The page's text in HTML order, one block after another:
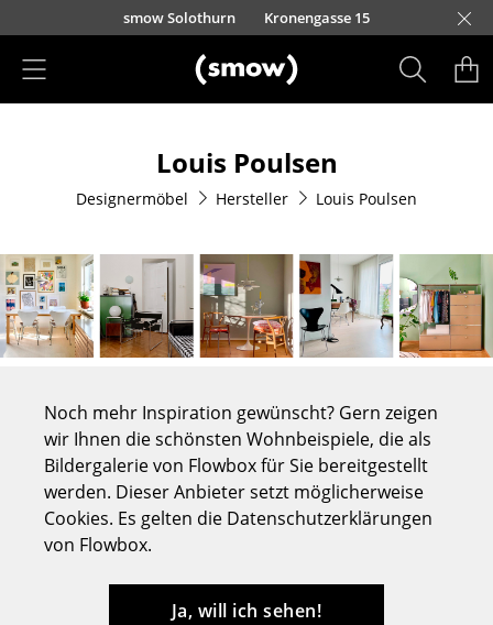
Direkt zum Inhaltsmow Solothurn Kronengasse 15
Esszimmerstühle
Sofas
Sessel
Loungesessel
Freischwinger
Barhocker
Hocker
Louis Poulsen
Designermöbel Hersteller Louis Poulsen
Noch mehr Inspiration gewünscht? Gern zeigen
wir Ihnen die schönsten Wohnbeispiele, die als
Bildergalerie von Flowbox für Sie bereitgestellt
werden. Dieser Anbieter setzt möglicherweise
Cookies. Es gelten die Datenschutzerklärungen
von Flowbox.
Ja, will ich sehen!